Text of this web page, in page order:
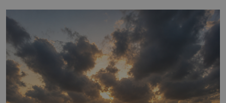
času tráví na zemi, kde sbírá zbytky semínek Jeho
domovinou je prakticky celá Austrálie s výjimkou
pobřežní oblasti.